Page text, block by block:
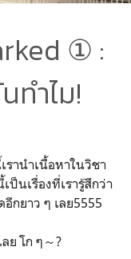
① :
ทำไม!
รานำเนื้อหาในวิชา
ป็นเรื่องที่เรารู้สึกว่า
กยาว ๆ เลย5555
ย โก ๆ～?